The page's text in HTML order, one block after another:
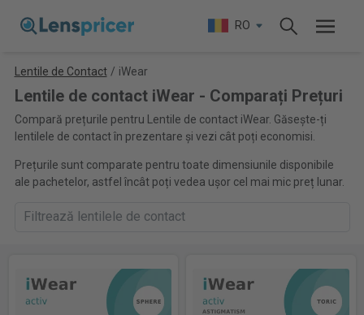
RO
Lentile de Contact / iWear
Lentile de contact iWear - Comparați Prețuri
Compară prețurile pentru Lentile de contact iWear. Găsește-ți
lentilele de contact în prezentare și vezi cât poți economisi.
Prețurile sunt comparate pentru toate dimensiunile disponibile
ale pachetelor, astfel încât poți vedea ușor cel mai mic preț lunar.